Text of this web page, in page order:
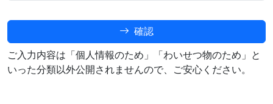
確認
ご入力内容は「個人情報のため」「わいせつ物のため」と
いった分類以外公開されませんので、ご安心ください。